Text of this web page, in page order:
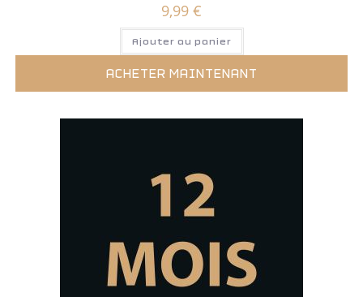
9,99 €
Ajouter au panier
ACHETER MAINTENANT